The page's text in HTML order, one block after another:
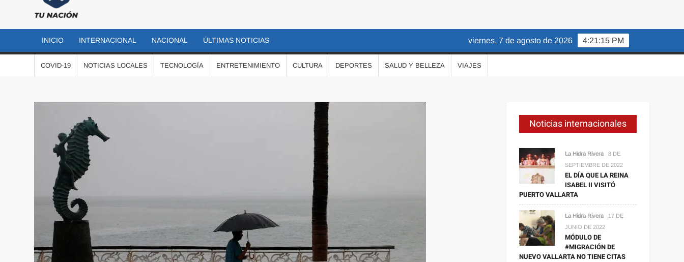
NACIÓN
más
importantes
al momento
INICIO INTERNACIONAL NACIONAL ÚLTIMAS NOTICIAS 4:21:16 PM
viernes, 7 de agosto de 2026
COVID-19 NOTICIAS LOCALES TECNOLOGÍA ENTRETENIMIENTO CULTURA DEPORTES SALUD Y BELLEZA VIAJES
Noticias internacionales
La Hidra Rivera
8 DE
SEPTIEMBRE DE 2022
EL DÍA QUE LA REINA
ISABEL II VISITÓ
PUERTO VALLARTA
La Hidra Rivera
17 DE
JUNIO DE 2022
MÓDULO DE
#MIGRACIÓN DE
NUEVO VALLARTA NO TIENE CITAS